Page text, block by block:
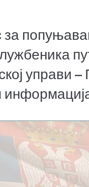
за
управи